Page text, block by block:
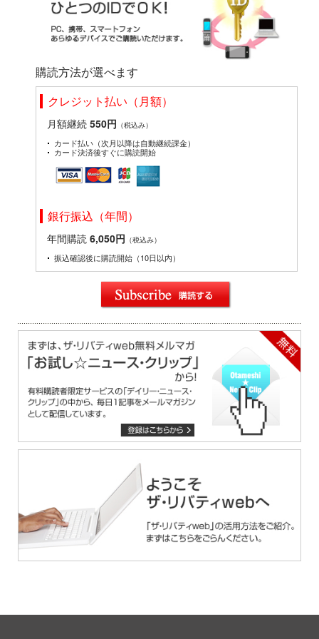
購読方法が選べます
クレジット払い（月額）
月額継続 550円 （税込み）
カード払い（次月以降は自動継続課金）
カード決済後すぐに購読開始
銀行振込（年間）
年間購読 6,050円 （税込み）
振込確認後に購読開始（10日以内）